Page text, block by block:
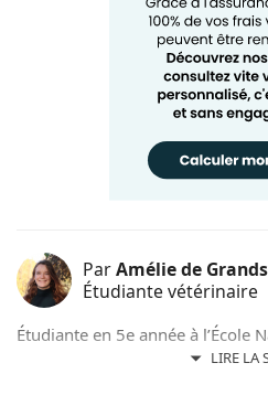
ParAmélie de
Étudiante vétérinaire
LIRE LA
Étudiante en 5e année à l’École
(ENVA), Amélie de